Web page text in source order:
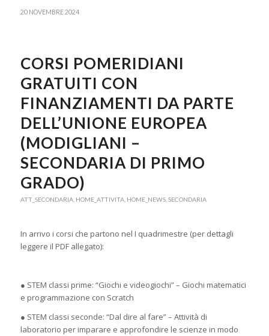
20 NOVEMBRE 2024
CORSI POMERIDIANI
GRATUITI CON
FINANZIAMENTI DA PARTE
DELL’UNIONE EUROPEA
(MODIGLIANI –
SECONDARIA DI PRIMO
GRADO)
ATT_SECONDARIA, HOME_ATTIVITA, HOME_NEWS, SECONDARIA
In arrivo i corsi che partono nel I quadrimestre (per dettagli
leggere il PDF allegato):
● STEM classi prime: “Giochi e videogiochi” – Giochi matematici
e programmazione con Scratch
● STEM classi seconde: “Dal dire al fare” – Attività di
laboratorio per imparare e approfondire le scienze in modo